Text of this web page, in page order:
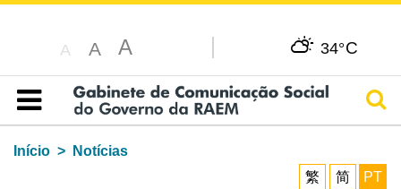
A A A 34°C
Índice
Início
Notícias
繁
简 PT